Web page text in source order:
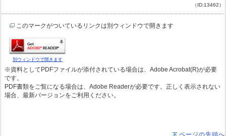
（ID:13462）
このマークがついているリンクは別ウィンドウで開きます
別ウィンドウで開きます
※資料としてPDFファイルが添付されている場合は、Adobe Acrobat(R)が必要
です。
PDF書類をご覧になる場合は、Adobe Readerが必要です。正しく表示されない
場合、最新バージョンをご利用ください。
ページの先頭へ